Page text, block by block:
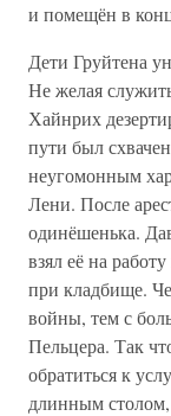
и помещён в
Дети Груйтена
Не желая
Хайнрих
пути был
неугомонным
Лени. После
одинёшенька.
взял её на
при кладбище.
войны, тем с
Пельцера. Так
обратиться к
длинным столом,